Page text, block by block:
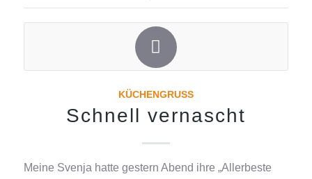
KÜCHENGRUSS
Schnell vernascht
Meine Svenja hatte gestern Abend ihre „Allerbeste